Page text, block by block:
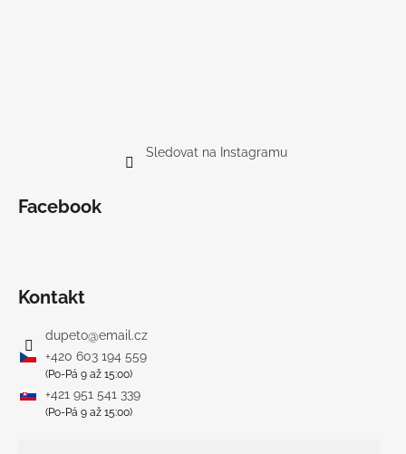
Sledovat na Instagramu
Facebook
Kontakt
dupeto@email.cz
+420 603 194 559
(Po-Pá 9 až 15:00)
+421 951 541 339
(Po-Pá 9 až 15:00)